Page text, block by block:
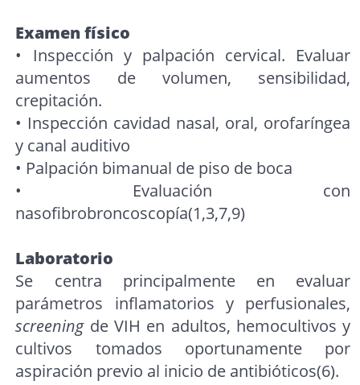
Examen físico
• Inspección y palpación cervical. Evaluar
aumentos de volumen, sensibilidad,
crepitación.
• Inspección cavidad nasal, oral, orofaríngea
y canal auditivo
• Palpación bimanual de piso de boca
• Evaluación con
nasofibrobroncoscopía(1,3,7,9)
Laboratorio
Se centra principalmente en evaluar
parámetros inflamatorios y perfusionales,
screeningde VIH en adultos, hemocultivos y
cultivos tomados oportunamente por
aspiración previo al inicio de antibióticos(6).